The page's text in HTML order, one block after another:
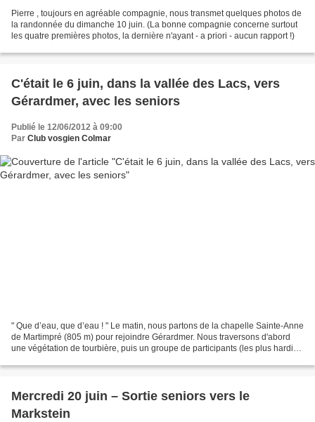
Pierre , toujours en agréable compagnie, nous transmet quelques photos de
la randonnée du dimanche 10 juin. (La bonne compagnie concerne surtout
les quatre premières photos, la dernière n'ayant - a priori - aucun rapport !)
C'était le 6 juin, dans la vallée des Lacs, vers
Gérardmer, avec les seniors
Publié le 12/06/2012 à 09:00
Par Club vosgien Colmar
" Que d’eau, que d’eau ! " Le matin, nous partons de la chapelle Sainte-Anne
de Martimpré (805 m) pour rejoindre Gérardmer. Nous traversons d'abord
une végétation de tourbière, puis un groupe de participants (les plus hardis)
Mercredi 20 juin – Sortie seniors vers le
Markstein